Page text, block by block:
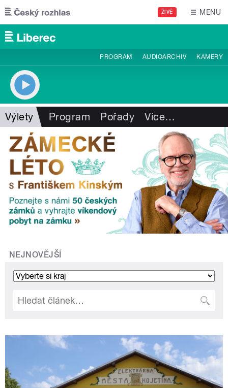
Přejít k hlavnímu obsahu
ŽIVĚ MENU
PROGRAM AUDIOARCHIV KAMERY
Výlety Program Pořady Více…
NEJNOVĚJŠÍ